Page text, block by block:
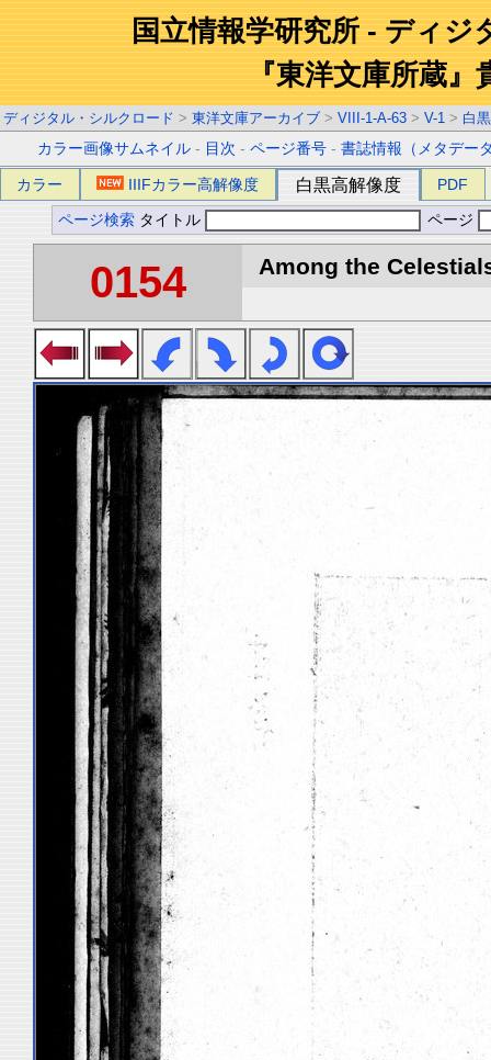
国立情報学研究所 - ディジ
『東洋文庫所蔵』
ディジタル・シルクロード > 東洋文庫アーカイブ > VIII-1-A-63 > V-1 > 白
カラー画像サムネイル - 目次 -ページ番号 -書誌情報（メタデー
カラー IIIFカラー高解像度 白黒高解像度 PDF
ページ検索 タイトル ページ
0154 Among the